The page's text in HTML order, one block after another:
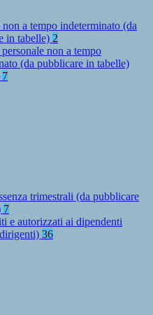
non a tempo indeterminato (da
in tabelle) 2
non a tempo
(da pubblicare in tabelle)
7
trimestrali (da pubblicare
7
e autorizzati ai dipendenti
36